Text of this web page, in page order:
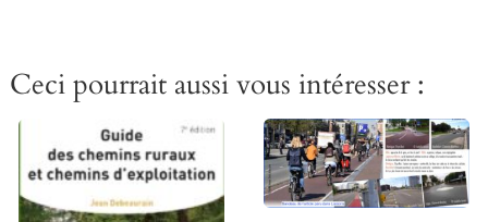
Ceci pourrait aussi vous intéresser :